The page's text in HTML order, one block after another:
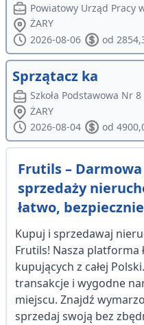
Powiatowy Urząd Pracy
ŻARY
2026-08-06
od
Sprzątacz ka
Szkoła Podstawowa Nr
ŻARY
2026-08-04
od
Frutils –
sprzedaży
łatwo,
Kupuj i sprzedawaj
Frutils! Nasza platforma
kupujących z całej
transakcje i wygodne
miejscu. Znajdź
sprzedaj swoją bez